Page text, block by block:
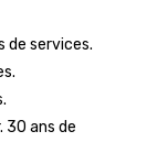
de services.
30 ans de